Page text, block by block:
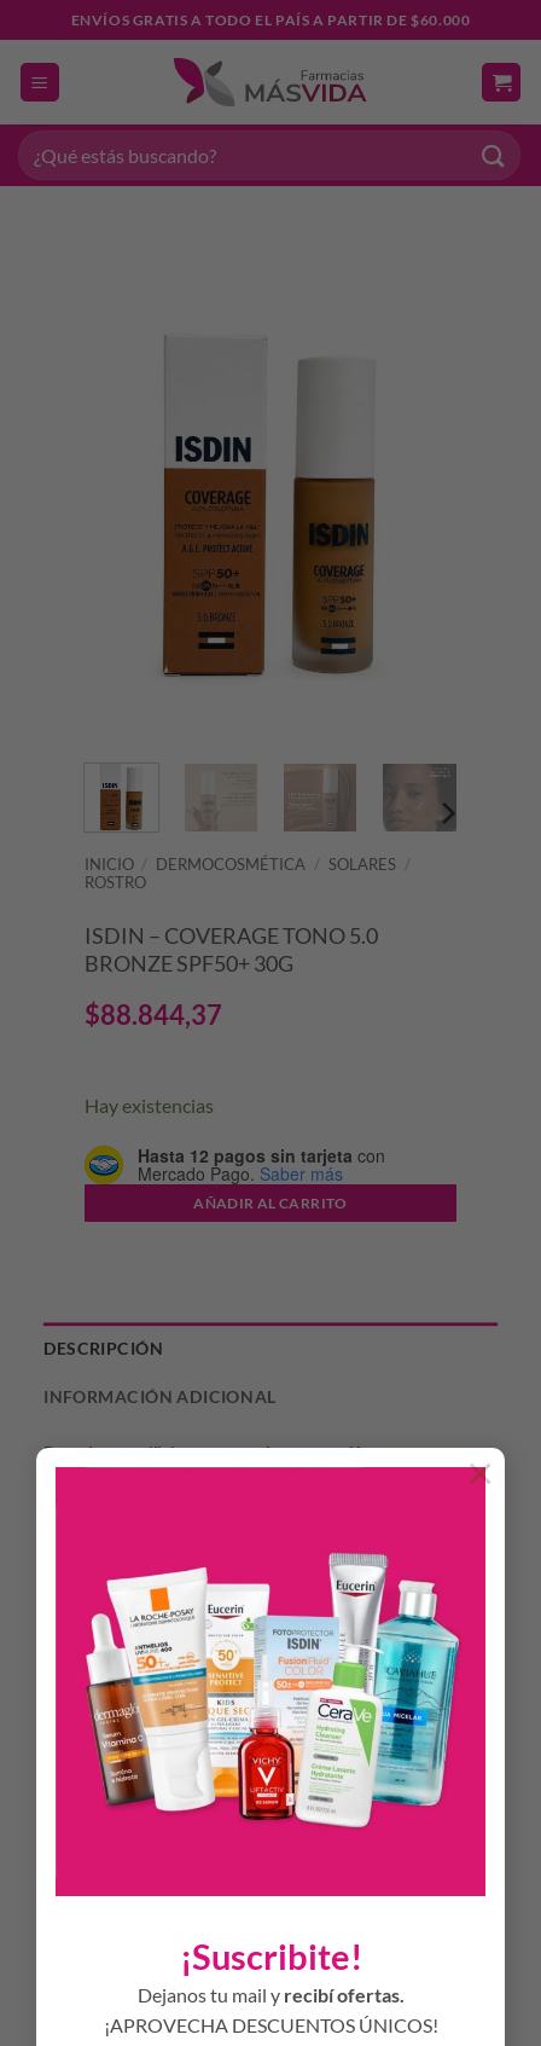
¡Suscribite!
Dejanos tu mail y recibí ofertas.
¡APROVECHA DESCUENTOS ÚNICOS!
×
al
contenido
ENVÍOS GRATIS A TODO EL PAÍS A PARTIR DE $60.000
Buscar
por:
INICIO / DERMOCOSMÉTICA / SOLARES /
ROSTRO
ISDIN – COVERAGE TONO 5.0
BRONZE SPF50+ 30G
$88.844,37
Hay existencias
Hasta 12 pagos sin tarjeta con
Mercado Pago. Saber más
AÑADIR AL CARRITO
DESCRIPCIÓN
INFORMACIÓN ADICIONAL
Base de maquillaje con muy alta protección
Lucí una piel impecable y protegida con Coverage SPF 50+,
Active, ayuda a ralentizar el proceso de glicación en la piel,
reduciendo arrugas y las líneas de expresión para un rostro
visiblemente más joven.
– Muy alta protección: Aporta una muy alta protección SPF
50+ y PA++++ frente a la radiación UVB y UVA, y
protección adicional frente a la luz azul.
– Acción antiedad: Con A.G.E. Protect Active, ayuda a
retrasar los productos finales de la glicación avanzada
(AGE); reduce arrugas y líneas de expresión y mejora la
proporciona una cobertura modulable para un acabado
– Oil control: Ayuda a controlar el exceso de grasa para una
piel sin brillos